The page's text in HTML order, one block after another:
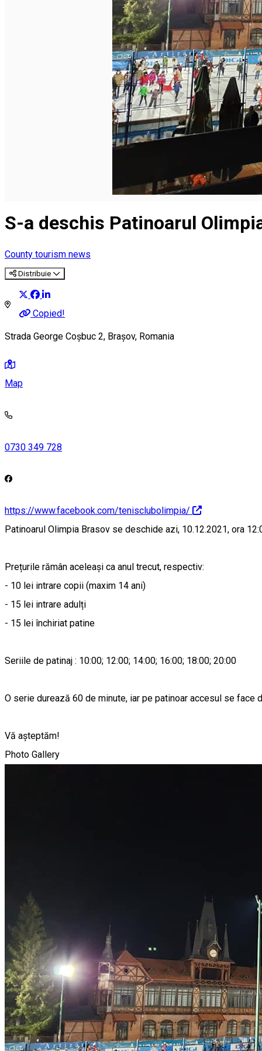
S-a deschis Patinoarul
County tourism news
Distribuie
Copied!
Strada George Coșbuc 2, Brașov, Romania
Map
0730 349 728
https://www.facebook.com/tenisclubolimpia/
Patinoarul Olimpia Brasov se deschide azi, 10.12.2021, ora
Prețurile rămân aceleași ca anul trecut, respectiv:
- 10 lei intrare copii (maxim 14 ani)
- 15 lei intrare adulți
- 15 lei închiriat patine
Seriile de patinaj : 10:00; 12:00; 14:00; 16:00; 18:00; 20:00
O serie durează 60 de minute, iar pe patinoar accesul se
Vă așteptăm!
Photo Gallery